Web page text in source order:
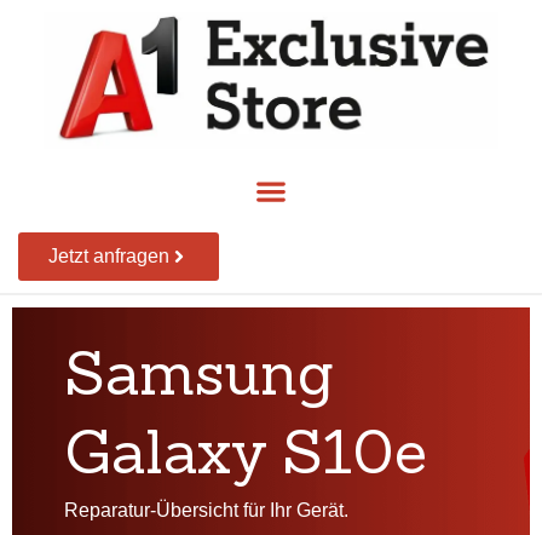
Jetzt anfragen
Samsung
Galaxy S10e
Reparatur-Übersicht für Ihr Gerät.